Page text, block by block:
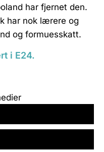
har fjernet den.
har nok lærere og
og formuesskatt.
i E24.